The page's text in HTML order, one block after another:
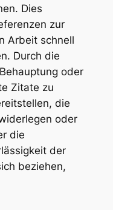
Dies
zur
Arbeit schnell
Durch die
oder
Zitate zu
die
oder
die
der
beziehen,